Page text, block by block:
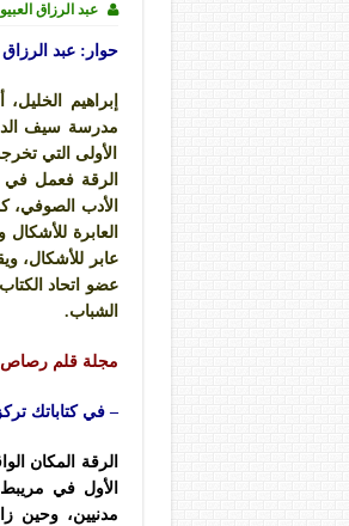
عبد الرزاق العبيو
حوار: عبد الرزاق
مدرسة سيف
الأولى التي
الرقة فعمل في
الأدب الصوفي،
العابرة
عابر للأشكال،
عضو اتحاد
الشباب.
مجلة قلم رصاص
– في كتاباتك
الرقة المكان
الأول في
مدنيين، وحين